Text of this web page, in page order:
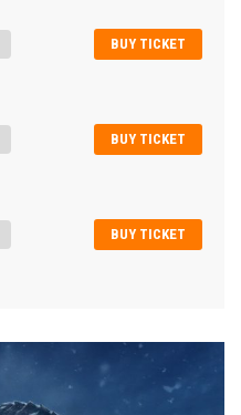
BUY TICKET
BUY TICKET
BUY TICKET